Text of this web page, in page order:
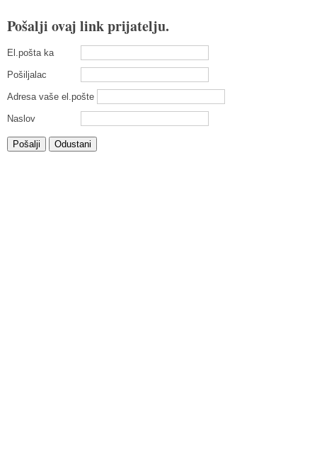
Pošalji ovaj link prijatelju.
El.pošta ka
Pošiljalac
Adresa vaše el.pošte
Naslov
Pošalji Odustani